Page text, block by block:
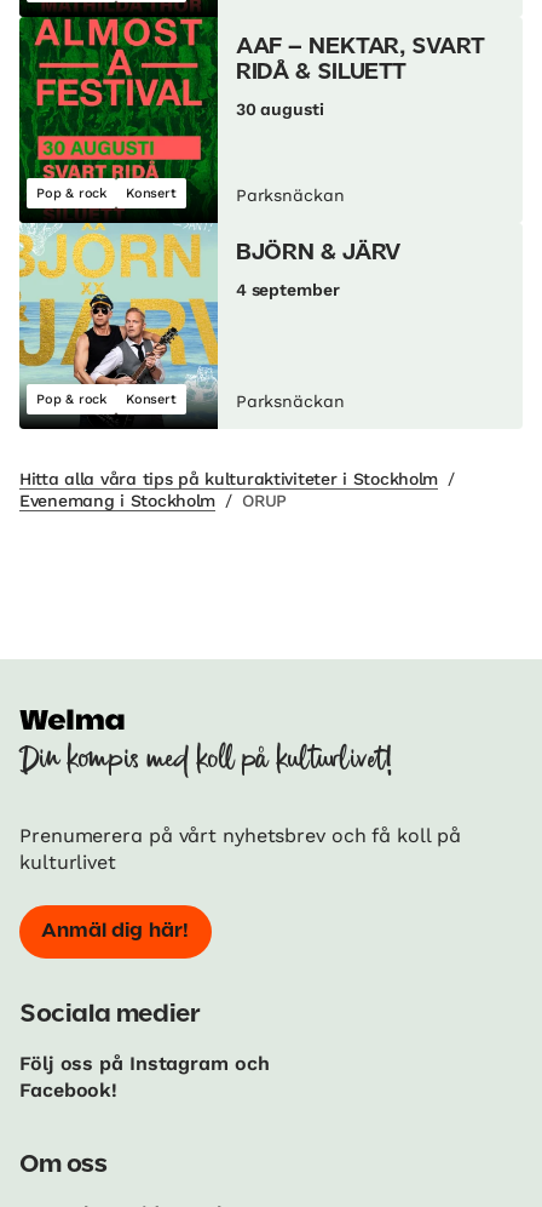
Pop & rock Konsert
AAF – NEKTAR, SVART
RIDÅ & SILUETT
30 augusti
Parksnäckan
Pop & rock Konsert
BJÖRN & JÄRV
4 september
Parksnäckan
Hitta alla våra tips på kulturaktiviteter i Stockholm /
Evenemang i Stockholm / ORUP
Din kompis med koll på kulturlivet!
Prenumerera på vårt nyhetsbrev och få koll på
kulturlivet
Anmäl dig här!
Sociala medier
Följ oss på Instagram och
Facebook!
Om oss